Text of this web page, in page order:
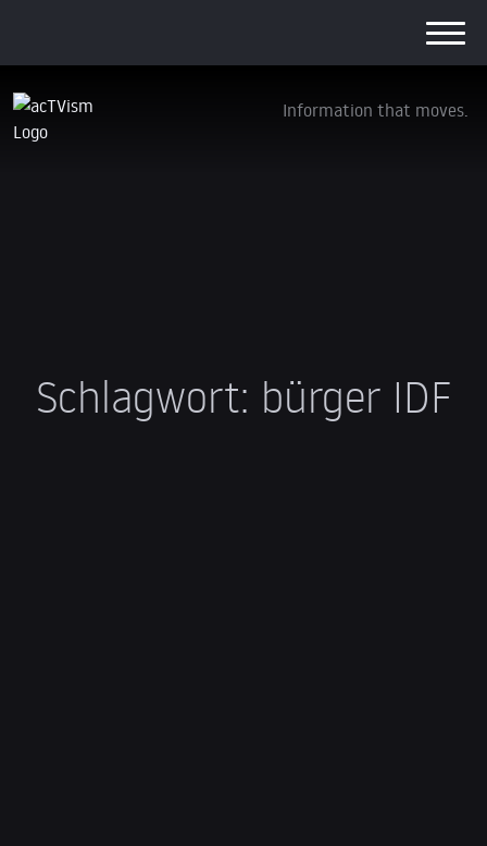
Information that moves.
Schlagwort: bürger IDF